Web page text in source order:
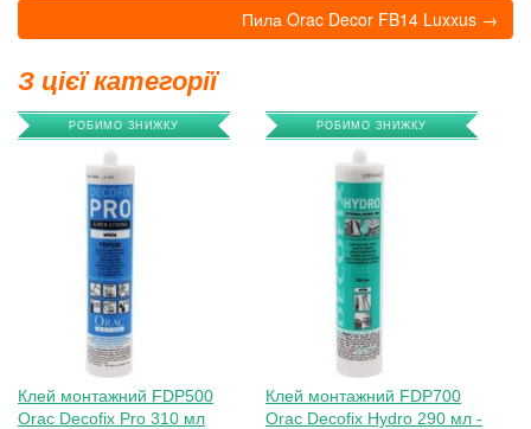
Пила Orac Decor FB14 Luxxus →
З цієї категорії
РОБИМО ЗНИЖКУ
Клей монтажний FDP500
Orac Decofix Pro 310 мл
РОБИМО ЗНИЖКУ
Клей монтажний FDP700
Orac Decofix Hydro 290 мл -